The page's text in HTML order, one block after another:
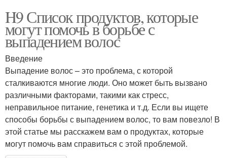
H9 Список продуктов, которые
могут помочь в борьбе с
выпадением волос
Введение
Выпадение волос – это проблема, с которой
сталкиваются многие люди. Оно может быть вызвано
различными факторами, такими как стресс,
неправильное питание, генетика и т.д. Если вы ищете
способы борьбы с выпадением волос, то вам повезло! В
этой статье мы расскажем вам о продуктах, которые
могут помочь вам справиться с этой проблемой.